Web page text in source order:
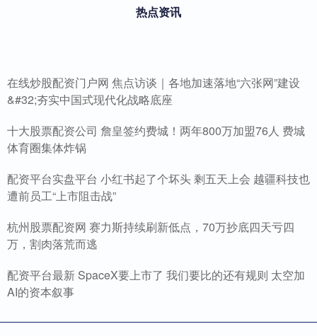
热点资讯
在线炒股配资门户网 焦点访谈｜各地加速落地“六张网”建设
&#32;夯实中国式现代化战略底座
十大股票配资公司 詹皇签约费城！两年800万加盟76人 费城
体育圈集体炸锅
配资平台实盘平台 小红书起了个坏头 剩五天上会 越疆科技也
遭前员工“上市阻击战”
杭州股票配资网 赛力斯持续刷新低点，70万抄底四天亏四
万，割肉落荒而逃
配资平台最新 SpaceX要上市了 我们要比的还有规则 太空加
AI的资本叙事